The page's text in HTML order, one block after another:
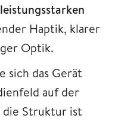
Haptik, klarer
Optik.
sich das Gerät
auf der
die Struktur ist